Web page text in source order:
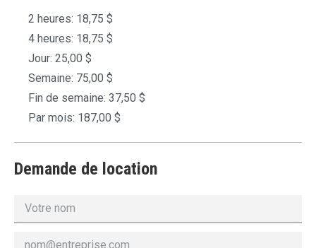
2 heures: 18,75 $
4 heures: 18,75 $
Jour: 25,00 $
Semaine: 75,00 $
Fin de semaine: 37,50 $
Par mois: 187,00 $
Demande de location